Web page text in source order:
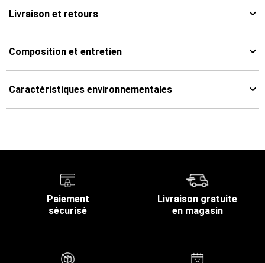
Livraison et retours
Composition et entretien
Caractéristiques environnementales
Paiement
sécurisé
Livraison gratuite
en magasin